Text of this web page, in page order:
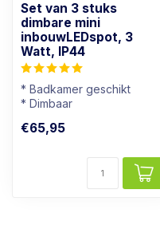
Set van 3 stuks
dimbare mini
inbouwLEDspot, 3
Watt, IP44
* Badkamer geschikt
* Dimbaar
* Wit armatuur
€65,95